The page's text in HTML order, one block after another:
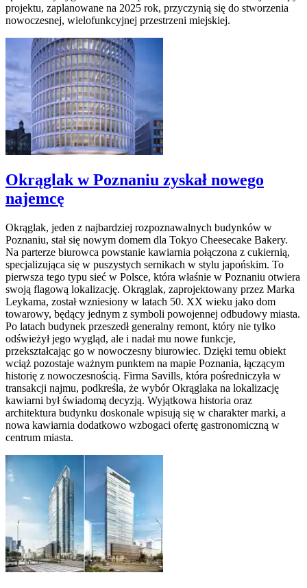
projektu, zaplanowane na 2025 rok, przyczynią się do stworzenia
nowoczesnej, wielofunkcyjnej przestrzeni miejskiej.
Okrąglak w Poznaniu zyskał nowego
najemcę
Okrąglak, jeden z najbardziej rozpoznawalnych budynków w
Poznaniu, stał się nowym domem dla Tokyo Cheesecake Bakery.
Na parterze biurowca powstanie kawiarnia połączona z cukiernią,
specjalizująca się w puszystych sernikach w stylu japońskim. To
pierwsza tego typu sieć w Polsce, która właśnie w Poznaniu otwiera
swoją flagową lokalizację. Okrąglak, zaprojektowany przez Marka
Leykama, został wzniesiony w latach 50. XX wieku jako dom
towarowy, będący jednym z symboli powojennej odbudowy miasta.
Po latach budynek przeszedł generalny remont, który nie tylko
odświeżył jego wygląd, ale i nadał mu nowe funkcje,
przekształcając go w nowoczesny biurowiec. Dzięki temu obiekt
wciąż pozostaje ważnym punktem na mapie Poznania, łączącym
historię z nowoczesnością. Firma Savills, która pośredniczyła w
transakcji najmu, podkreśla, że wybór Okrąglaka na lokalizację
kawiarni był świadomą decyzją. Wyjątkowa historia oraz
architektura budynku doskonale wpisują się w charakter marki, a
nowa kawiarnia dodatkowo wzbogaci ofertę gastronomiczną w
centrum miasta.